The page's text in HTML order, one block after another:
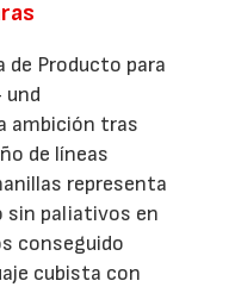
de Producto para
und
ambición tras
de líneas
representa
sin paliativos en
conseguido
cubista con